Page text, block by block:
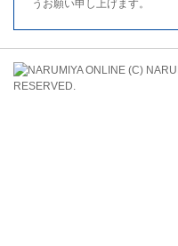
うお願い申し上げます。